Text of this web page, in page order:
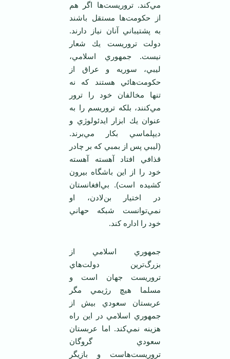
مي‌كند. تروريست‌ها اگر هم
از حكومت‌ها مستقل باشند
به پشتيباني آنان نياز دارند.
دولت تروريست يك شعار
نيست. جمهوري اسلامي،
ليبي، سوريه و عراق از
حكومت‌هائي هستند كه نه
تنها مخالفان خود را ترور
مي‌كنند، بلكه تروريسم را به
عنوان يك ابزار ايدئولوژي و
ديپلماسي بكار مي‌برند.
(ليبي پس از بمبي كه بر چادر
قذافي افتاد آهسته آهسته
خود را از اين باشگاه بيرون
كشيده است). بي‌افغانستان
در اختيار بن‌لادن، او
نمي‌توانست شبكه حهاني
خود را اداره كند.
جمهوري اسلامي از
بزرگ‌ترين دولت‌هاي
تروريست جهان است و
مسلما هيچ رژيمي مگر
عربستان سعودي بيش از
جمهوري اسلامي در اين راه
هزينه نمي‌كند. اما عربستان
سعودي گروگان
تروريست‌هاست و بازيگر